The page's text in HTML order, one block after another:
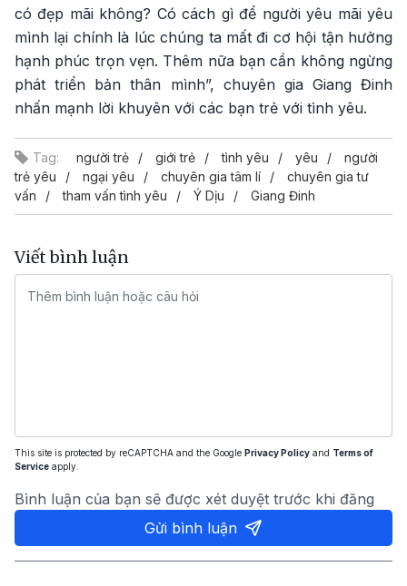
có đẹp mãi không? Có cách gì để người yêu mãi yêu
mình lại chính là lúc chúng ta mất đi cơ hội tận hưởng
hạnh phúc trọn vẹn. Thêm nữa bạn cần không ngừng
phát triển bản thân mình”, chuyên gia Giang Đinh
nhấn mạnh lời khuyên với các bạn trẻ với tình yêu.
Tag: người trẻ giới trẻ tình yêu yêu
người
trẻ yêu
ngại yêu chuyên gia tâm lí
chuyên gia tư
vấn
tham vấn tình yêu Ý Dịu Giang Đinh
Viết bình luận
This site is protected by reCAPTCHA and the Google Privacy Policy and Terms of
Service apply.
Bình luận của bạn sẽ được xét duyệt trước khi đăng
Gửi bình luận